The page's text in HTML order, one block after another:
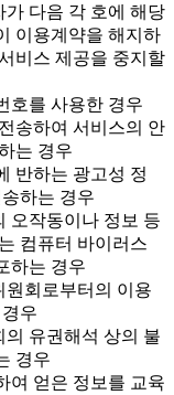
다음 각 호에 해당
이용계약을 해지하
비스 제공을 중지할
호를 사용한 경우
송하여 서비스의 안
는 경우
반하는 광고성 정
하는 경우
오작동이나 정보 등
컴퓨터 바이러스
하는 경우
원회로부터의 이용
우
의 유권해석 상의 불
경우
여 얻은 정보를 교육